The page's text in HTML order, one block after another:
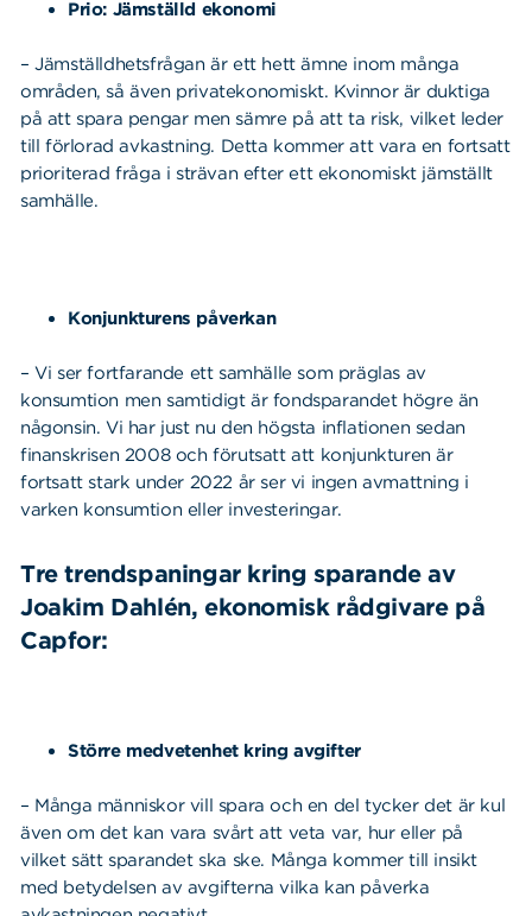
Prio: Jämställd ekonomi
– Jämställdhetsfrågan är ett hett ämne inom många
områden, så även privatekonomiskt. Kvinnor är duktiga
på att spara pengar men sämre på att ta risk, vilket leder
till förlorad avkastning. Detta kommer att vara en fortsatt
prioriterad fråga i strävan efter ett ekonomiskt jämställt
samhälle.
Konjunkturens påverkan
– Vi ser fortfarande ett samhälle som präglas av
konsumtion men samtidigt är fondsparandet högre än
någonsin. Vi har just nu den högsta inflationen sedan
finanskrisen 2008 och förutsatt att konjunkturen är
fortsatt stark under 2022 år ser vi ingen avmattning i
varken konsumtion eller investeringar.
Tre trendspaningar kring sparande av
Joakim Dahlén, ekonomisk rådgivare på
Capfor:
Större medvetenhet kring avgifter
– Många människor vill spara och en del tycker det är kul
även om det kan vara svårt att veta var, hur eller på
vilket sätt sparandet ska ske. Många kommer till insikt
med betydelsen av avgifterna vilka kan påverka
Sök på sidan:Sök
efter: